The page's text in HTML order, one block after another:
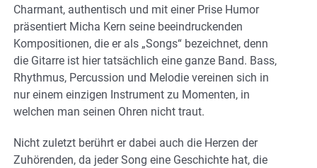
Charmant, authentisch und mit einer Prise Humor
präsentiert Micha Kern seine beeindruckenden
Kompositionen, die er als „Songs“ bezeichnet, denn
die Gitarre ist hier tatsächlich eine ganze Band. Bass,
Rhythmus, Percussion und Melodie vereinen sich in
nur einem einzigen Instrument zu Momenten, in
welchen man seinen Ohren nicht traut.
Nicht zuletzt berührt er dabei auch die Herzen der
Zuhörenden, da jeder Song eine Geschichte hat, die